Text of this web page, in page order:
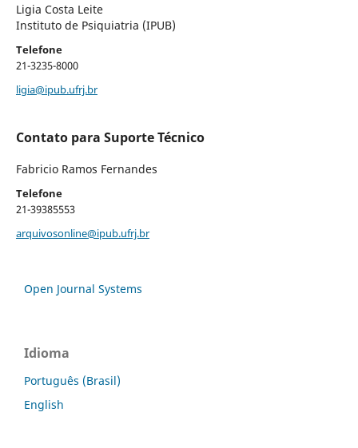
Ligia Costa Leite
Instituto de Psiquiatria (IPUB)
Telefone
21-3235-8000
ligia@ipub.ufrj.br
Contato para Suporte Técnico
Fabricio Ramos Fernandes
Telefone
21-39385553
arquivosonline@ipub.ufrj.br
Open Journal Systems
Idioma
Português (Brasil)
English